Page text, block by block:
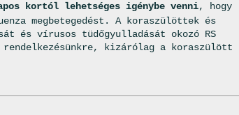
kortól lehetséges igénybe venni, hogy
megbetegedést. A koraszülöttek és
és vírusos tüdőgyulladását okozó RS
kizárólag a koraszülött